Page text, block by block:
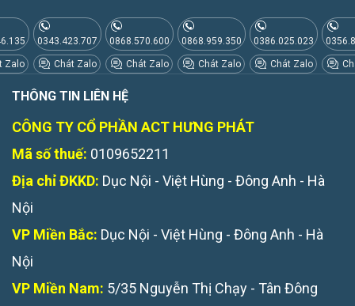
Zalo
0343.423.707
Chát Zalo
0868.570.600
Chát Zalo
0868.959.350
Chát Zalo
0386.025.023
Chát Zalo
THÔNG TIN LIÊN HỆ
CÔNG TY CỔ PHẦN ACT HƯNG PHÁT
Mã số thuế: 0109652211
Địa chỉ ĐKKD: Dục Nội - Việt Hùng - Đông Anh - Hà
Nội
VP Miền Bắc: Dục Nội - Việt Hùng - Đông Anh - Hà
Nội
VP Miền Nam: 5/35 Nguyễn Thị Chạy - Tân Đông